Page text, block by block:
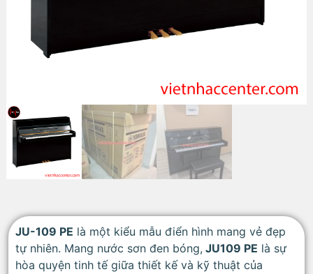
JU-109 PE là một kiểu mẫu điển hình mang vẻ đẹp
tự nhiên. Mang nước sơn đen bóng, JU109 PE là sự
hòa quyện tinh tế giữa thiết kế và kỹ thuật của